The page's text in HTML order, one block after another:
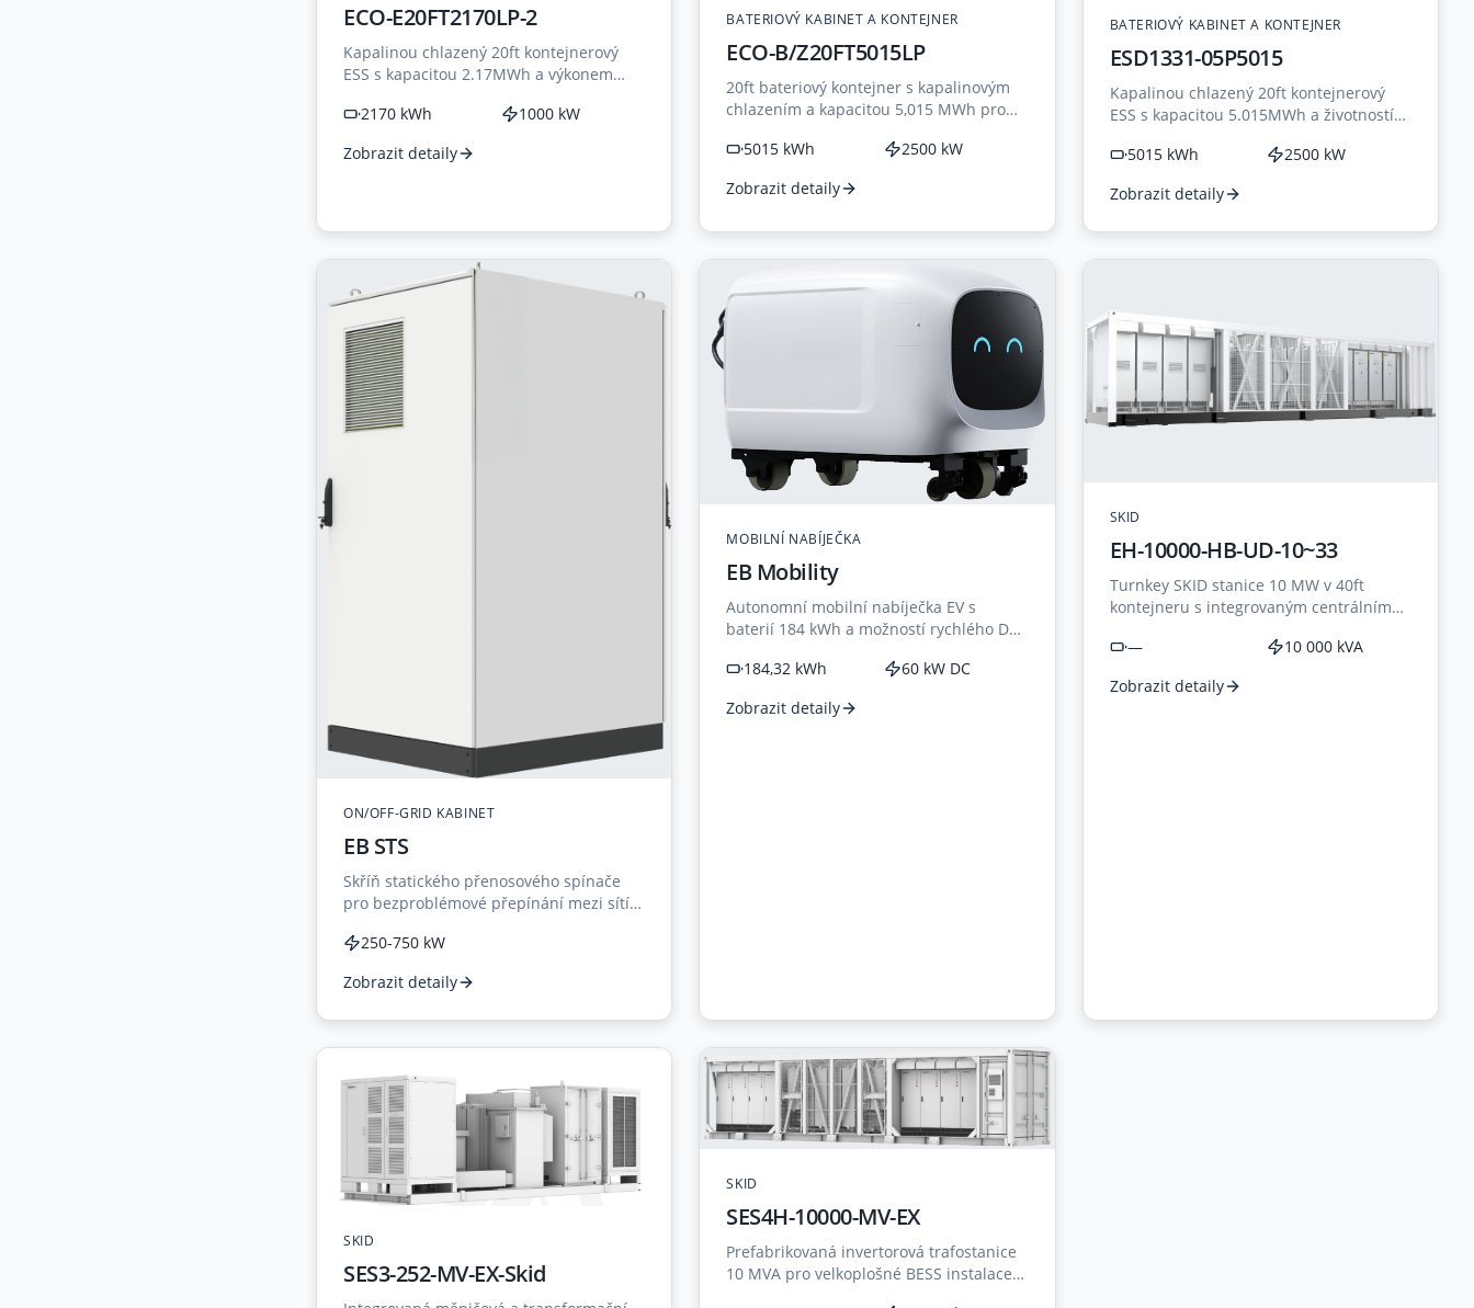
ECO-E20FT2170LP-2
Kapalinou chlazený 20ft kontejnerový
ESS s kapacitou 2.17MWh a výkonem
2170 kWh
1000 kW
Zobrazit detaily
BATERIOVÝ KABINET A KONTEJNER
ECO-B/Z20FT5015LP
20ft bateriový kontejner s kapalinovým
chlazením a kapacitou 5,015 MWh pro
5015 kWh
2500 kW
Zobrazit detaily
BATERIOVÝ KABINET A KONTEJNER
ESD1331-05P5015
Kapalinou chlazený 20ft kontejnerový
ESS s kapacitou 5.015MWh a životností
5015 kWh
2500 kW
Zobrazit detaily
ON/OFF-GRID KABINET
EB STS
Skříň statického přenosového spínače
pro bezproblémové přepínání mezi sítí a
podporující 2-6 jednotek ESS.
250-750 kW
Zobrazit detaily
MOBILNÍ NABÍJEČKA
EB Mobility
Autonomní mobilní nabíječka EV s
baterií 184 kWh a možností rychlého DC
184,32 kWh
60 kW DC
Zobrazit detaily
SKID
EH-10000-HB-UD-10~33
Turnkey SKID stanice 10 MW v 40ft
kontejneru s integrovaným centrálním
transformátorem a předmontovaným
BESS.
—
10 000 kVA
Zobrazit detaily
SKID
SES3-252-MV-EX-Skid
SKID
SES4H-10000-MV-EX
Prefabrikovaná invertorová trafostanice
10 MVA pro velkoplošné BESS instalace s